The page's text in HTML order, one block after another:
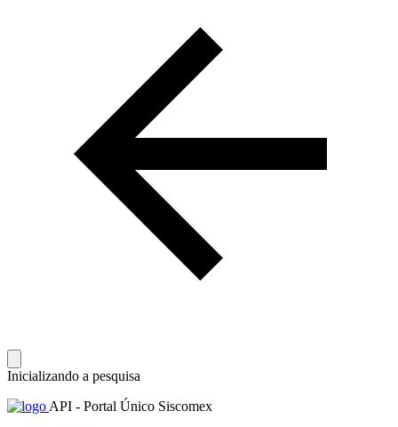
Inicializando a pesquisa
API - Portal Único Siscomex